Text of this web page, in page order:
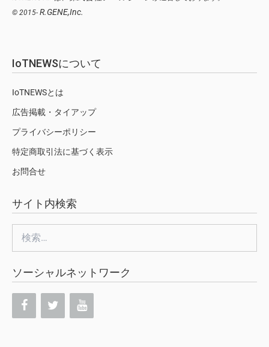
© 2015- R.GENE,Inc.
IoTNEWSについて
IoTNEWSとは
広告掲載・タイアップ
プライバシーポリシー
特定商取引法に基づく表示
お問合せ
サイト内検索
索:
ソーシャルネットワーク